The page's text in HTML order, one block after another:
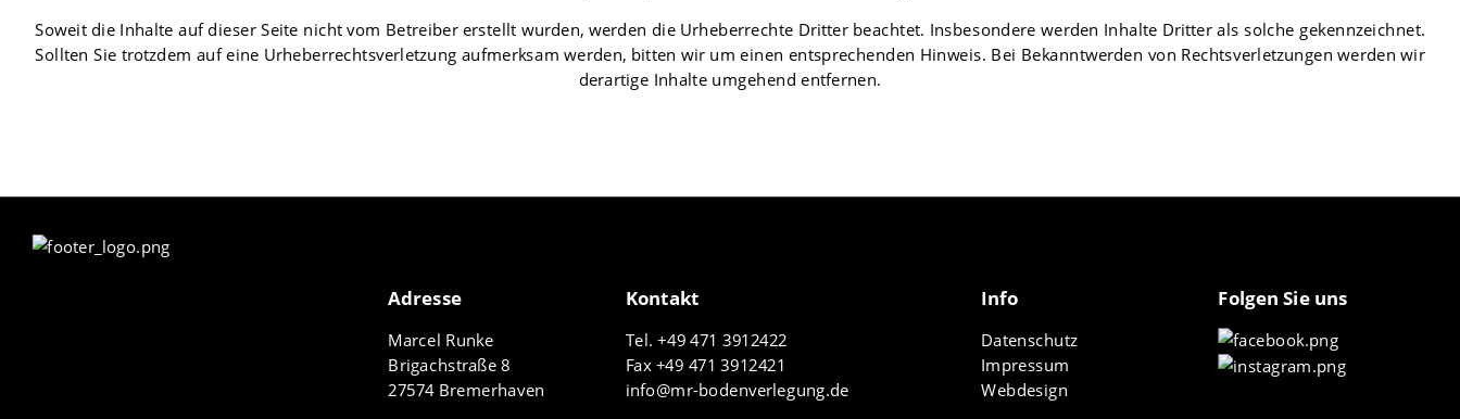
Soweit die Inhalte auf dieser Seite nicht vom Betreiber erstellt wurden, werden die Urheberrechte Dritter beachtet. Insbesondere werden Inhalte Dritter als solche gekennzeichnet.
Sollten Sie trotzdem auf eine Urheberrechtsverletzung aufmerksam werden, bitten wir um einen entsprechenden Hinweis. Bei Bekanntwerden von Rechtsverletzungen werden wir
derartige Inhalte umgehend entfernen.
Adresse
Marcel Runke
Brigachstraße 8
27574 Bremerhaven
Kontakt
Tel.+49 471 3912422
Fax +49 471 3912421
info@mr-bodenverlegung.de
Info
Datenschutz
Impressum
Webdesign
Folgen Sie uns